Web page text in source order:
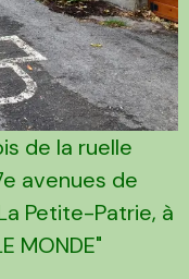
de la ruelle
avenues de
Petite-Patrie, à
MONDE"